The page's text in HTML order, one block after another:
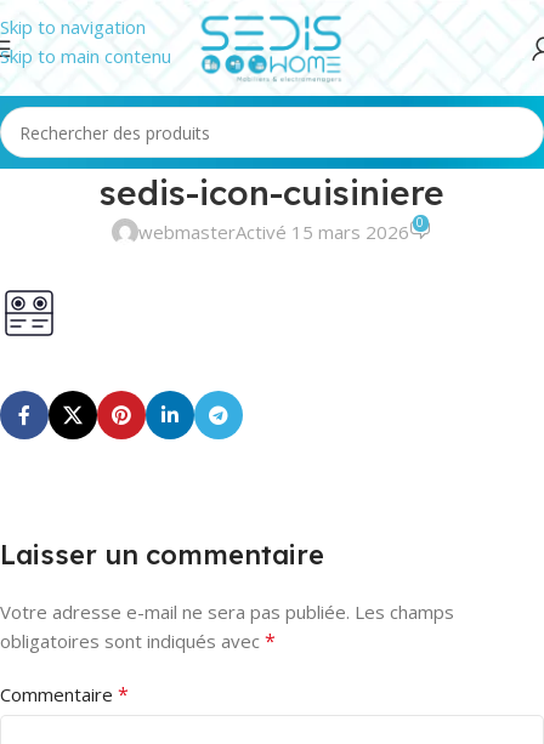
Skip to navigation
Skip to main contenu
sedis-icon-cuisiniere
webmasterActivé 15 mars 2026 0
Laisser un commentaire
Votre adresse e-mail ne sera pas publiée. Les champs
obligatoires sont indiqués avec *
Commentaire *